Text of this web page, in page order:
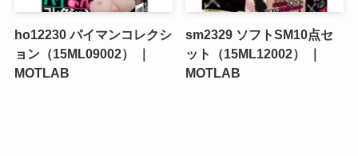
ho12230 パイマンコレクシ
ョン（15ML09002） ｜
MOTLAB
sm2329 ソフトSM10点セ
ット（15ML12002） ｜
MOTLAB